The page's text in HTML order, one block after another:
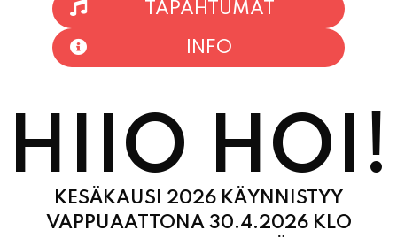
HIIO HOI!
KESÄKAUSI 2026 KÄYNNISTYY
VAPPUAATTONA 30.4.2026 KLO
14:00! TARJOLLA ON KESÄN 2025
SUOSITUIMMAT PIZZAT
LÄMPIMÄSTI TERVETULOA!